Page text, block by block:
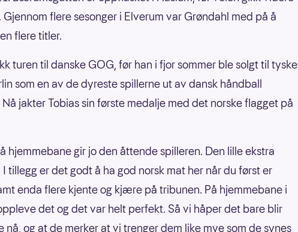
Gjennom flere sesonger i Elverum var Grøndahl med på å
flere titler.
turen til danske GOG, før han i fjor sommer ble solgt til tyske
som en av de dyreste spillerne ut av dansk håndball
Nå jakter Tobias sin første medalje med det norske flagget på
hjemmebane gir jo den åttende spilleren. Den lille ekstra
I tillegg er det godt å ha god norsk mat her når du først er
enda flere kjente og kjære på tribunen. På hjemmebane i
det og det var helt perfekt. Så vi håper det bare blir
nå, og at de merker at vi trenger dem like mye som de synes